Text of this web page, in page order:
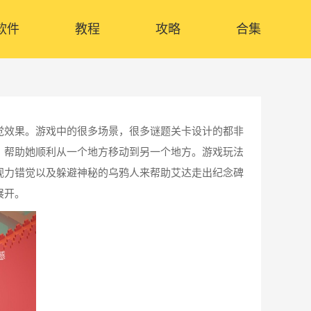
件 教程 攻略 合集
果。游戏中的很多场景，很多谜题关卡设计的都非
助她顺利从一个地方移动到另一个地方。游戏玩法
错觉以及躲避神秘的乌鸦人来帮助艾达走出纪念碑
。